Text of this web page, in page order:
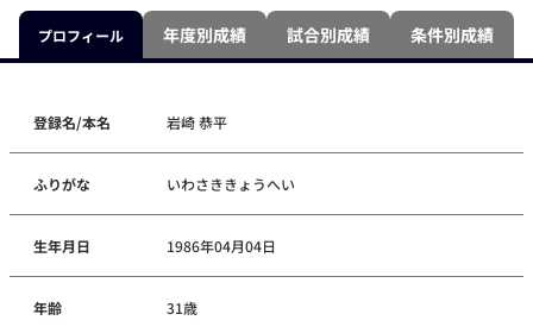
プロフィール 年度別成績 試合別成績 条件別成績
登録名/本名 岩崎 恭平
ふりがな いわさききょうへい
生年月日 1986年04月04日
年齢 31歳